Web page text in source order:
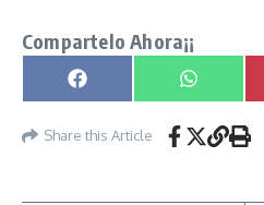
Compartelo Ahora¡¡
Compartir en
Facebook Compartir
WhatsApp
Share this Article